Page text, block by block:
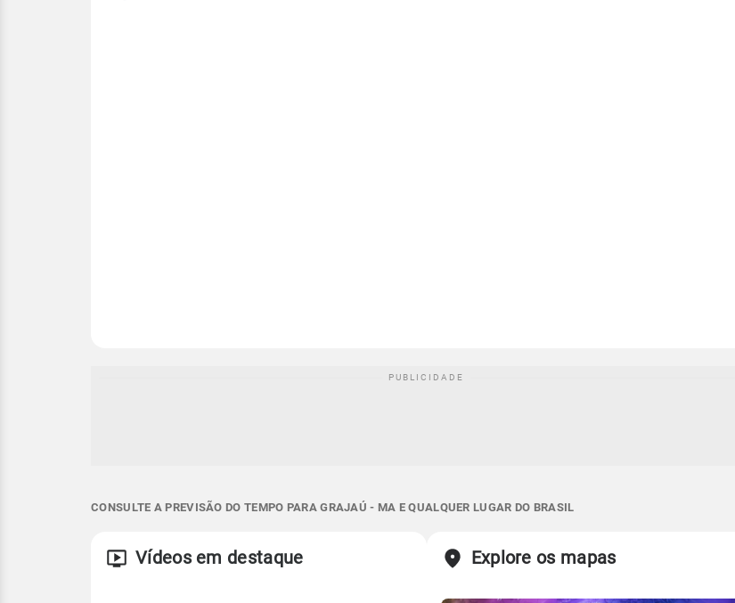
CONSULTE A PREVISÃO DO TEMPO PARA GRAJAÚ - MA E QUALQUER LUGAR DO BRASIL
Vídeos em destaque Explore os mapas